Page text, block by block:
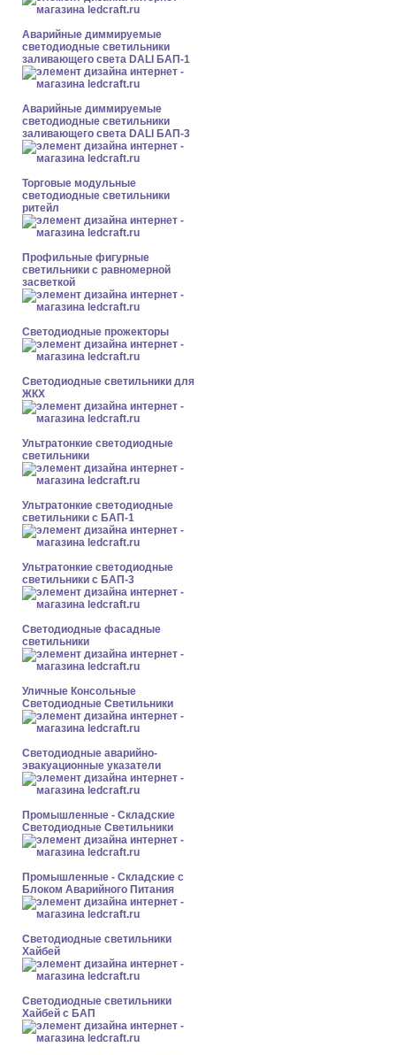
Аварийные диммируемые
светодиодные светильники
заливающего света DALI БАП-1
Аварийные диммируемые
светодиодные светильники
заливающего света DALI БАП-3
Торговые модульные
светодиодные светильники
ритейл
Профильные фигурные
светильники с равномерной
засветкой
Светодиодные прожекторы
Светодиодные светильники для
ЖКХ
Ультратонкие светодиодные
светильники
Ультратонкие светодиодные
светильники с БАП-1
Ультратонкие светодиодные
светильники с БАП-3
Светодиодные фасадные
светильники
Уличные Консольные
Светодиодные Светильники
Светодиодные аварийно-
эвакуационные указатели
Промышленные - Складские
Светодиодные Светильники
Промышленные - Складские с
Блоком Аварийного Питания
Светодиодные светильники
Хайбей
Светодиодные светильники
Хайбей с БАП